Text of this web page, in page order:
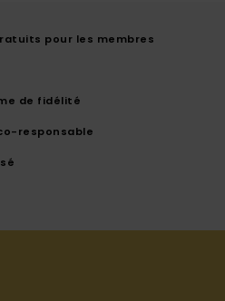
pour les membres
de fidélité
responsable